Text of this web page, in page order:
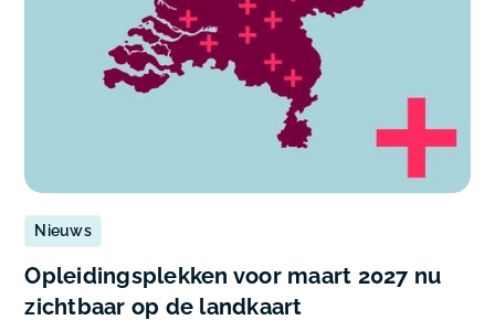
Nieuws
Opleidingsplekken voor maart 2027 nu
zichtbaar op de landkaart